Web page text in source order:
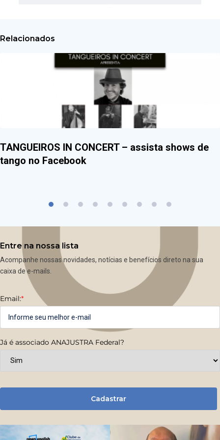
Relacionados
TANGUEIROS IN CONCERT – assista shows de
tango no Facebook
Entre na nossa lista
Acompanhe nossas novidades, notícias e benefícios direto na sua
caixa de e-mails.
Email:*
Já é associado ANAJUSTRA Federal?
Cadastrar